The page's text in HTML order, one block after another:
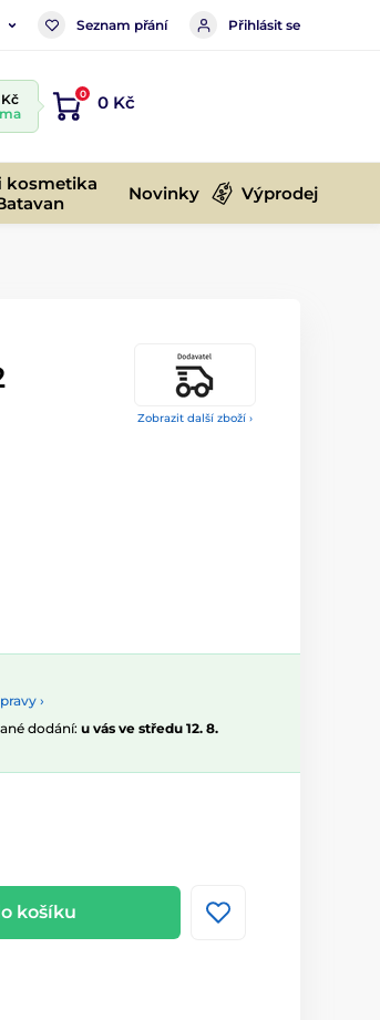
Seznam přání Přihlásit se
0 0 Kč
kosmetika
Novinky Výprodej
Zobrazit další zboží ›
›
dodání: u vás ve středu 12. 8.
košíku